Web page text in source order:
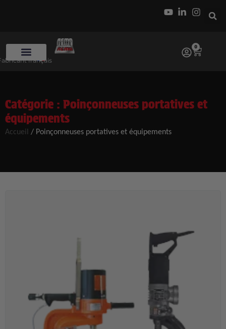
français
0
Catégorie : Poinçonneuses portatives et
équipements
Accueil / Poinçonneuses portatives et équipements